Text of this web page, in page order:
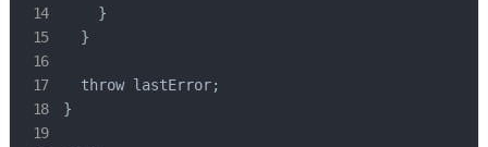
    }
  }
  throw lastError;
}